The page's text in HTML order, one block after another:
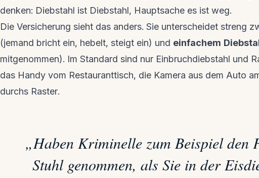
denken: Diebstahl ist Diebstahl, Hauptsache es ist weg.
Die Versicherung sieht das anders. Sie unterscheidet streng
(jemand bricht ein, hebelt, steigt ein) und einfachem
mitgenommen). Im Standard sind nur Einbruchdiebstahl und
das Handy vom Restauranttisch, die Kamera aus dem Auto
durchs Raster.
„Haben Kriminelle zum Beispiel den
Stuhl genommen, als Sie in der